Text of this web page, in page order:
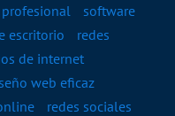
software
escritorio
redes
de internet
web eficaz
redes sociales